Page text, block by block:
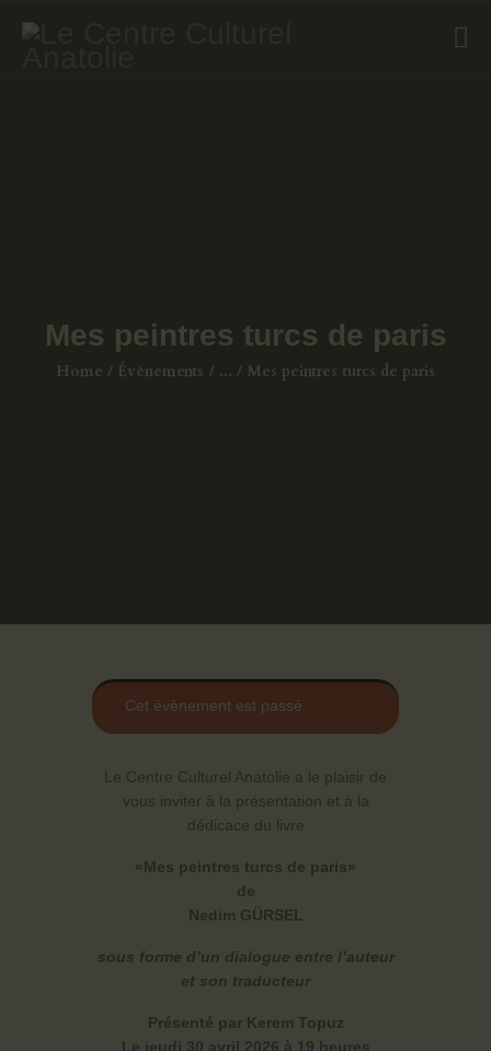
Mes peintres turcs de paris
Home Évènements ... Mes peintres turcs de paris
CONTACT
Cet évènement est passé.
Le Centre Culturel Anatolie a le plaisir de
vous inviter à la présentation et à la
dédicace du livre
«Mes peintres turcs de paris»
de
Nedim GÜRSEL
sous forme d’un dialogue entre l’auteur
et son traducteur
Présenté par Kerem Topuz
Le jeudi 30 avril 2026 à 19 heures